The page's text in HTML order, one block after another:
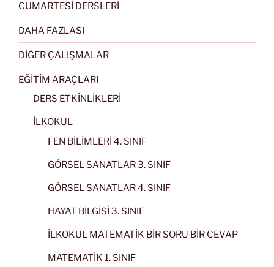
CUMARTESİ DERSLERİ
DAHA FAZLASI
DİĞER ÇALIŞMALAR
EĞİTİM ARAÇLARI
DERS ETKİNLİKLERİ
İLKOKUL
FEN BİLİMLERİ 4. SINIF
GÖRSEL SANATLAR 3. SINIF
GÖRSEL SANATLAR 4. SINIF
HAYAT BİLGİSİ 3. SINIF
İLKOKUL MATEMATİK BİR SORU BİR CEVAP
MATEMATİK 1. SINIF